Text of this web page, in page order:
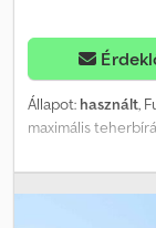
Állapot: használt,
maximális
teljes hossz:13
levegő, szín:fehér